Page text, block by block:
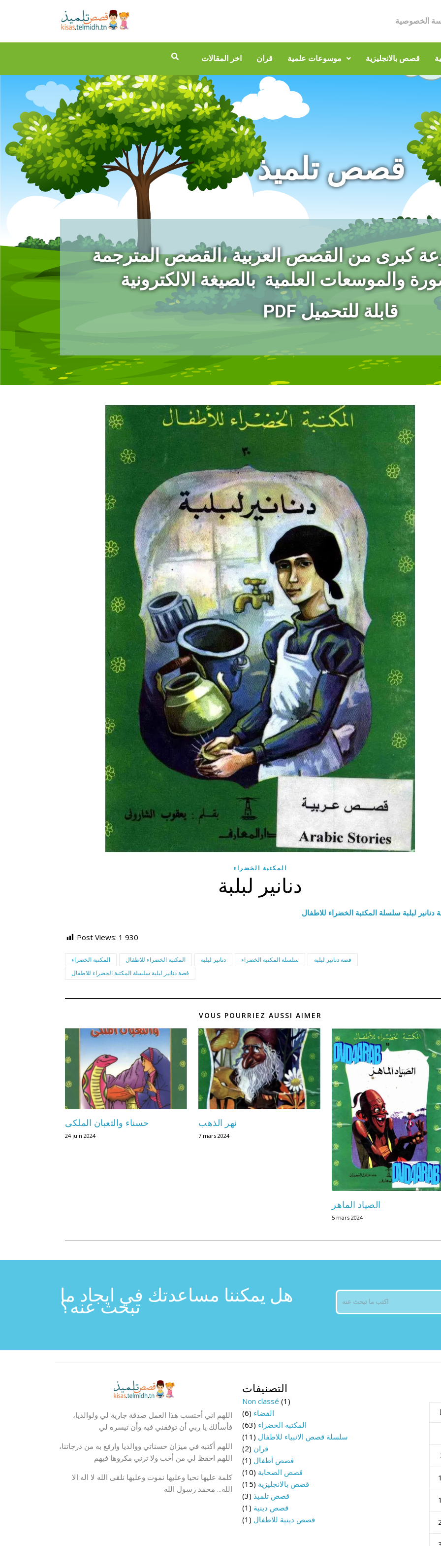
الخصوصية
اخر المقالات قران موسوعات علمية قصص بالانجليزية
قصص تلميذ
كبرى من القصص العربية ،القصص المترجمة
والموسعات العلمية بالصيغة الالكترونية
PDF قابلة للتحميل
المكتبة الخضراء
دنانير لبلبة
دنانير لبلبة سلسلة المكتبة الخضراء للاطفال
Post Views: 1 930
المكتبة الخضراء المكتبة الخضراء للاطفال دنانير لبلبة سلسلة المكتبة الخضراء
قصة دنانير لبلبة
قصة دنانير لبلبة سلسلة المكتبة الخضراء للاطفال
VOUS POURRIEZ AUSSI AIMER
حسناء والثعبان الملكى
24 juin 2024
نهر الذهب
7 mars 2024
الصياد الماهر
5 mars 2024
هل يمكننا مساعدتك في ايجاد ما
تبحث عنه؟
اللهم اني أحتسب هذا العمل صدقة جارية لي ولوالديا،
فأسألك يا ربي أن توفقني فيه وأن تيسره لي
اللهم أكتبه في ميزان حسناتي ووالديا وارفع به من درجاتنا،
اللهم احفظ لي من أحب ولا ترني مكروها فيهم
كلمة عليها نحيا وعليها نموت وعليها نلقى الله لا اله الا
الله… محمد رسول الله
التصنيفات
Non classé (1)
الفضاء (6)
المكتبة الخضراء (63)
سلسلة قصص الانبياء للاطفال (11)
قران (2)
قصص أطفال (1)
قصص الصحابة (10)
قصص بالانجليزية (15)
قصص تلميذ (3)
قصص دينية (1)
قصص دينية للاطفال (1)